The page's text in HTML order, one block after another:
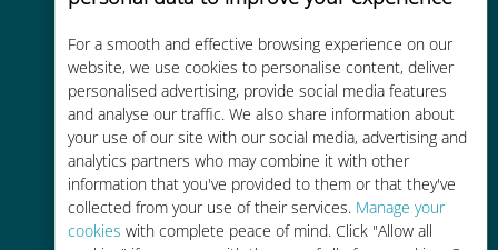
For a smooth and effective browsing experience on our
website, we use cookies to personalise content, deliver
personalised advertising, provide social media features
and analyse our traffic. We also share information about
your use of our site with our social media, advertising and
analytics partners who may combine it with other
information that you've provided to them or that they've
collected from your use of their services. Manage your
cookies with complete peace of mind. Click "Allow all
Kostengünstig
Bis zu 90 % günstiger als Roaming-
Gebühren bei Ihrem bisherigen
Anbieter